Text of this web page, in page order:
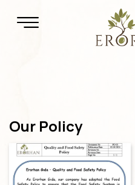
Our Policy